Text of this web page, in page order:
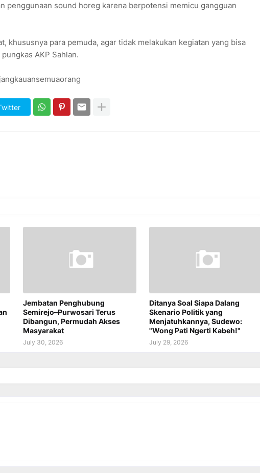
penggunaan sound horeg karena berpotensi memicu gangguan
khususnya para pemuda, agar tidak melakukan kegiatan yang bisa
AKP Sahlan.
Jembatan Penghubung
Semirejo–Purwosari Terus
Dibangun, Permudah Akses
Masyarakat
July 30, 2026
Ditanya Soal Siapa Dalang
Skenario Politik yang
Menjatuhkannya, Sudewo:
"Wong Pati Ngerti Kabeh!"
July 29, 2026